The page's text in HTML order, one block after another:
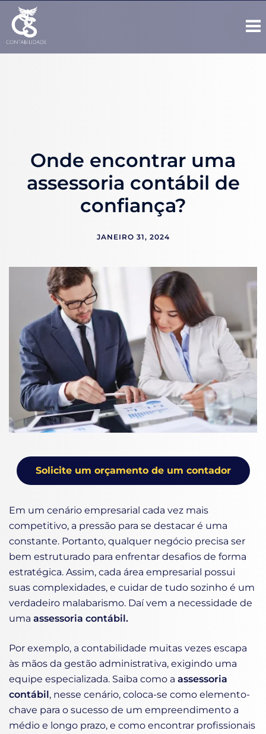
Onde encontrar uma
assessoria contábil de
confiança?
JANEIRO 31, 2024
Solicite um orçamento de um contador
Em um cenário empresarial cada vez mais
competitivo, a pressão para se destacar é uma
constante. Portanto, qualquer negócio precisa ser
bem estruturado para enfrentar desafios de forma
estratégica. Assim, cada área empresarial possui
suas complexidades, e cuidar de tudo sozinho é um
verdadeiro malabarismo. Daí vem a necessidade de
uma assessoria contábil.
Por exemplo, a contabilidade muitas vezes escapa
às mãos da gestão administrativa, exigindo uma
equipe especializada. Saiba como a assessoria
contábil, nesse cenário, coloca-se como elemento-
chave para o sucesso de um empreendimento a
médio e longo prazo, e como encontrar profissionais